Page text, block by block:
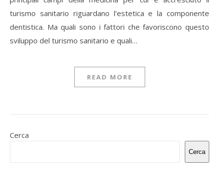
turismo sanitario riguardano l’estetica e la componente
dentistica. Ma quali sono i fattori che favoriscono questo
sviluppo del turismo sanitario e quali…
READ MORE
Cerca
Cerca